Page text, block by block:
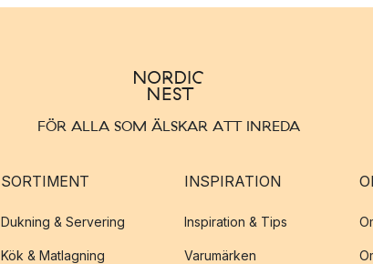
FÖR ALLA SOM ÄLSKAR ATT INREDA
SORTIMENT
Dukning & Servering
Kök & Matlagning
INSPIRATION
Inspiration & Tips
Varumärken